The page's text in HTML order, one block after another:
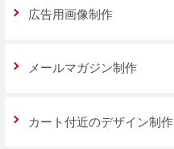
広告用画像制作
メールマガジン制作
カート付近のデザイン制作